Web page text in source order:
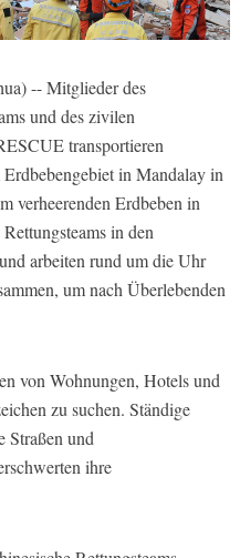
-- Mitglieder des
und des zivilen
transportieren
in Mandalay in
verheerenden Erdbeben in
in den
arbeiten rund um die Uhr
um nach Überlebenden
von Wohnungen, Hotels und
zu suchen. Ständige
Straßen und
ihre